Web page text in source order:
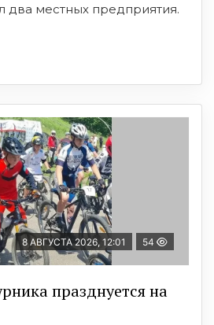
два местных предприятия.
8 АВГУСТА 2026, 12:01 54
празднуется на